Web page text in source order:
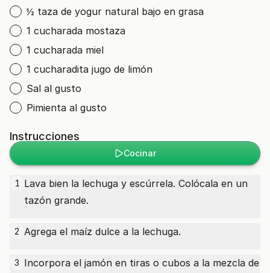
½ taza de yogur natural bajo en grasa
1 cucharada mostaza
1 cucharada miel
1 cucharadita jugo de limón
Sal al gusto
Pimienta al gusto
Instrucciones
Cocinar
1 Lava bien la lechuga y escúrrela. Colócala en un
tazón grande.
2 Agrega el maíz dulce a la lechuga.
3 Incorpora el jamón en tiras o cubos a la mezcla de